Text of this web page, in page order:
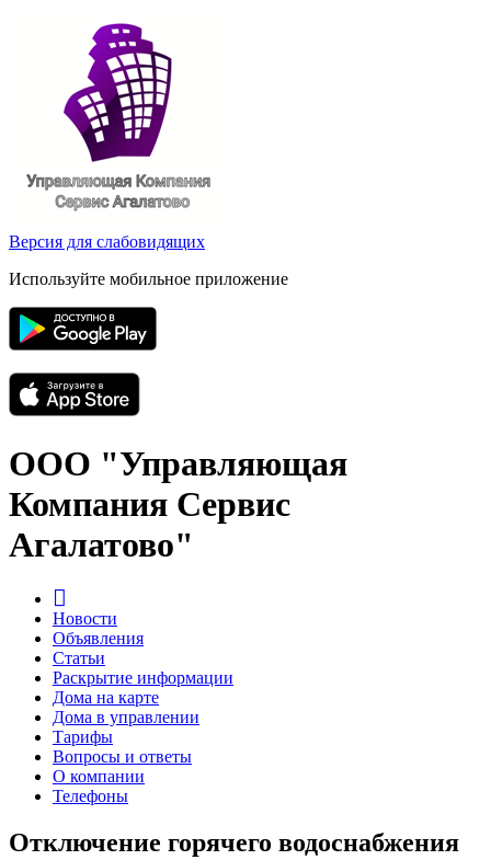
Версия для слабовидящих
Используйте мобильное приложение
ООО "Управляющая
Компания Сервис
Агалатово"
Новости
Объявления
Статьи
Раскрытие информации
Дома на карте
Дома в управлении
Тарифы
Вопросы и ответы
О компании
Телефоны
Отключение горячего водоснабжения